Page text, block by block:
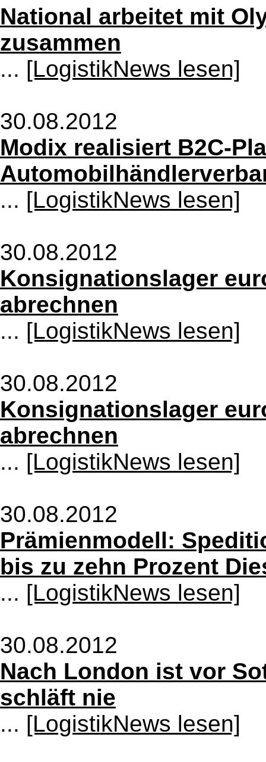
National arbeitet mit
zusammen
... [LogistikNews lesen]
30.08.2012
Modix realisiert B2C-
... [LogistikNews lesen]
30.08.2012
Konsignationslager
abrechnen
... [LogistikNews lesen]
30.08.2012
Konsignationslager
abrechnen
... [LogistikNews lesen]
30.08.2012
Prämienmodell:
bis zu zehn Prozent
... [LogistikNews lesen]
30.08.2012
Nach London ist vor
schläft nie
... [LogistikNews lesen]